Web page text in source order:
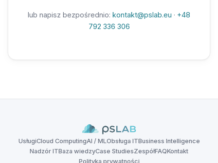
lub napisz bezpośrednio: kontakt@pslab.eu · +48
792 336 306
UsługiCloud ComputingAI / MLObsługa ITBusiness Intelligence
Nadzór ITBaza wiedzyCase StudiesZespółFAQKontakt
Polityka prywatności